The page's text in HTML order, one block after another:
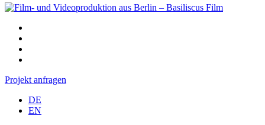
Projekt anfragen
DE
EN